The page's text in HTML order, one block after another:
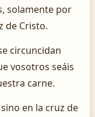
solamente por
de Cristo.
circuncidan
vosotros seáis
carne.
en la cruz de